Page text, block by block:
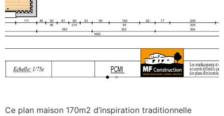
Ce plan maison 170m2 d’inspiration traditionnelle